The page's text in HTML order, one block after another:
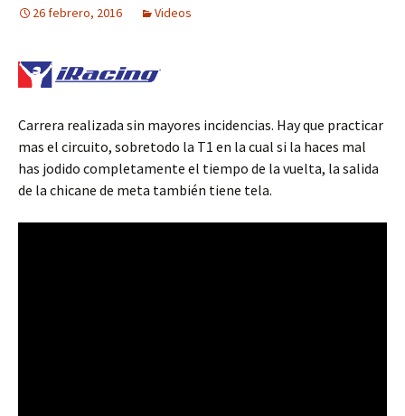
26 febrero, 2016 Videos
Carrera realizada sin mayores incidencias. Hay que practicar
mas el circuito, sobretodo la T1 en la cual si la haces mal
has jodido completamente el tiempo de la vuelta, la salida
de la chicane de meta también tiene tela.